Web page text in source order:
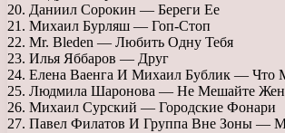
20. Даниил Сорокин — Береги Ее
21. Михаил Бурляш — Гоп-Стоп
22. Mr. Bleden — Любить Одну Тебя
23. Илья Яббаров — Друг
24. Елена Ваенга И Михаил Бублик — Что
25. Людмила Шаронова — Не Мешайте
26. Михаил Сурский — Городские Фонари
27. Павел Филатов И Группа Вне Зоны —